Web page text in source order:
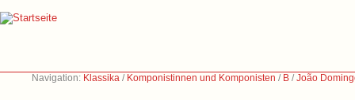
Navigation: Klassika / Komponistinnen und Komponisten / B /João